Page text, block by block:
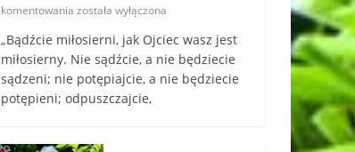
komentowania została wyłączona
„Bądźcie miłosierni, jak Ojciec wasz jest
miłosierny. Nie sądźcie, a nie będziecie
sądzeni; nie potępiajcie, a nie będziecie
potępieni; odpuszczajcie,